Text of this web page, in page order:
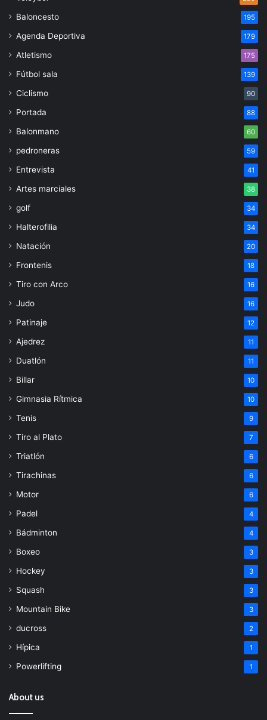
Baloncesto 195
Agenda Deportiva 179
Atletismo 175
Fútbol sala 139
Ciclismo 90
Portada 88
Balonmano 60
pedroneras 59
Entrevista 41
Artes marciales 38
golf 34
Halterofilia 34
Natación 20
Frontenis 18
Tiro con Arco 16
Judo 16
Patinaje 12
Ajedrez 11
Duatlón 11
Billar 10
Gimnasia Rítmica 10
Tenis 9
Tiro al Plato 7
Triatlón 6
Tirachinas 6
Motor 6
Padel 4
Bádminton 4
Boxeo 3
Hockey 3
Squash 3
Mountain Bike 3
ducross 2
Hípica 1
Powerlifting 1
About us